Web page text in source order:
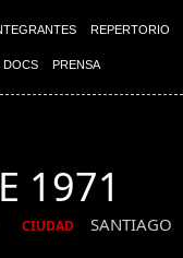
REPERTORIO
DOCS PRENSA
1971
CIUDAD SANTIAGO